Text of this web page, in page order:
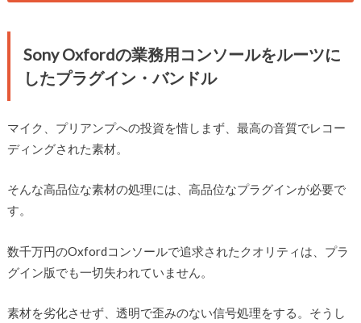
Sony Oxfordの業務用コンソールをルーツに
したプラグイン・バンドル
マイク、プリアンプへの投資を惜しまず、最高の音質でレコー
ディングされた素材。
そんな高品位な素材の処理には、高品位なプラグインが必要で
す。
数千万円のOxfordコンソールで追求されたクオリティは、プラ
グイン版でも一切失われていません。
素材を劣化させず、透明で歪みのない信号処理をする。そうし